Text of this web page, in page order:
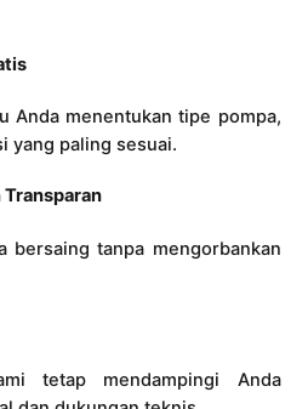
Anda menentukan tipe pompa,
yang paling sesuai.
bersaing tanpa mengorbankan
tetap mendampingi Anda